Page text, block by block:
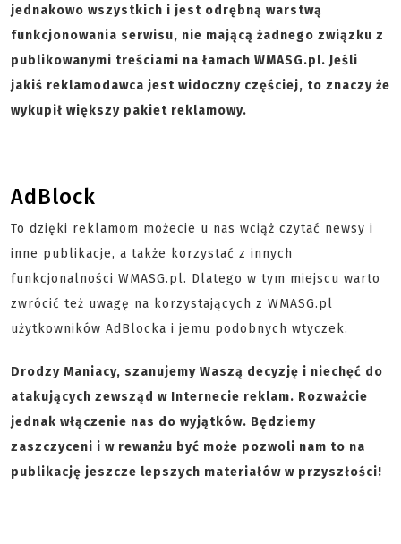
jednakowo wszystkich i jest odrębną warstwą
funkcjonowania serwisu, nie mającą żadnego związku z
publikowanymi treściami na łamach WMASG.pl. Jeśli
jakiś reklamodawca jest widoczny częściej, to znaczy że
wykupił większy pakiet reklamowy.
AdBlock
To dzięki reklamom możecie u nas wciąż czytać newsy i
inne publikacje, a także korzystać z innych
funkcjonalności WMASG.pl. Dlatego w tym miejscu warto
zwrócić też uwagę na korzystających z WMASG.pl
użytkowników AdBlocka i jemu podobnych wtyczek.
Drodzy Maniacy, szanujemy Waszą decyzję i niechęć do
atakujących zewsząd w Internecie reklam. Rozważcie
jednak włączenie nas do wyjątków. Będziemy
zaszczyceni i w rewanżu być może pozwoli nam to na
publikację jeszcze lepszych materiałów w przyszłości!